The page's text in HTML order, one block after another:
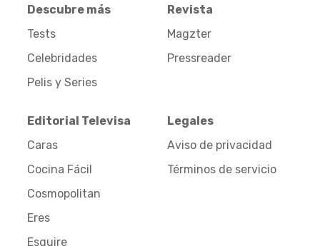
Descubre más
Tests
Celebridades
Pelis y Series
Revista
Magzter
Pressreader
Editorial Televisa
Caras
Cocina Fácil
Cosmopolitan
Eres
Esquire
Legales
Aviso de privacidad
Términos de servicio